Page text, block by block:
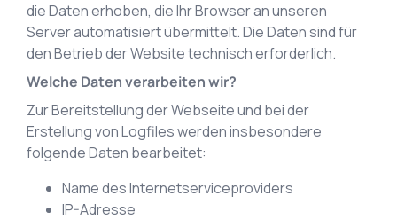
die Daten erhoben, die Ihr Browser an unseren
Server automatisiert übermittelt. Die Daten sind für
den Betrieb der Website technisch erforderlich.
Welche Daten verarbeiten wir?
Zur Bereitstellung der Webseite und bei der
Erstellung von Logfiles werden insbesondere
folgende Daten bearbeitet:
Name des Internetserviceproviders
IP-Adresse